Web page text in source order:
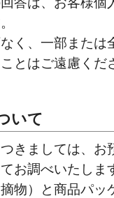
く、一部または
とはご遠慮くだ
いて
きましては、お
お調べいたしま
物）と商品パッ